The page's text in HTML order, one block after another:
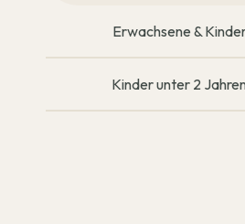
Erwachsene &
Kinder unter 2